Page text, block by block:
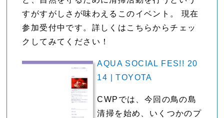
すがすがしさが味わえるこのイベント。 現在
参加受付中です。詳しくはこちらからチェッ
クしてみてください！
AQUA SOCIAL FES!! 20
14 | TOYOTA
CWPでは、今回の鳥の島
清掃を始め、いくつかのプ